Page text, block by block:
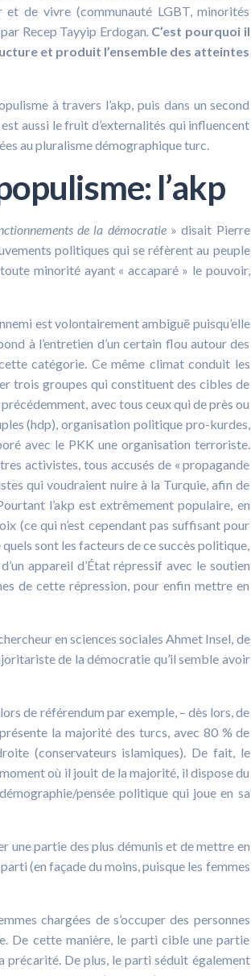
de vivre (communauté LGBT, minorités
Recep Tayyip Erdogan. C’est pourquoi il
et produit l’ensemble des atteintes
à travers l’akp, puis dans un second
aussi le fruit d’externalités qui influencent
au pluralisme démographique turc.
l’akp
de la démocratie » disait Pierre
politiques qui se réfèrent au peuple
minorité ayant « accaparé » le pouvoir,
est volontairement ambiguë puisqu’elle
à l’entretien d’un certain flou autour des
catégorie. Ce même climat conduit les
trois groupes qui constituent des cibles de
avec tous ceux qui de près ou
(hdp), organisation politique pro-kurdes,
avec le PKK une organisation terroriste.
activistes, tous accusés de « propagande
qui voudraient nuire à la Turquie, afin de
l’akp est extrêmement populaire, en
(ce qui n’est cependant pas suffisant pour
sont les facteurs de ce succès politique,
appareil d’État répressif avec le soutien
de cette répression, pour enfin mettre en
en sciences sociales Ahmet Insel, de
de la démocratie qu’il semble avoir
de référendum par exemple, – dès lors, de
la majorité des turcs, avec 80 % de
(conservateurs islamiques). De fait, le
où il jouit de la majorité, il dispose du
pensée politique qui joue en sa
une partie des plus démunis et de mettre en
(en façade du moins, puisque les femmes
chargées de s’occuper des personnes
De cette manière, le parti cible une partie
précarité. De plus, le parti séduit également